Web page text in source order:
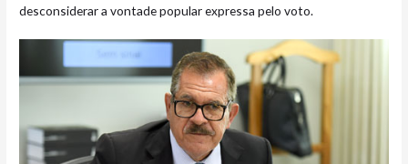
desconsiderar a vontade popular expressa pelo voto.